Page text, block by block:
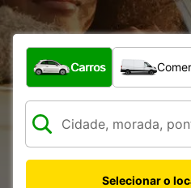
Que tipo de veículo
Carros
Selecionar o